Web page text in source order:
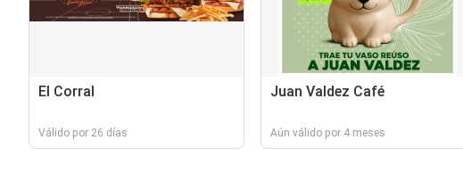
El Corral
Válido por 26 días
Juan Valdez Café
Aún válido por 4 meses